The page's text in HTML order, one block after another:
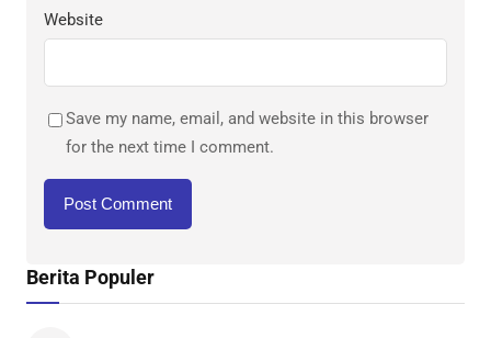
Website
Save my name, email, and website in this browser
for the next time I comment.
Berita Populer